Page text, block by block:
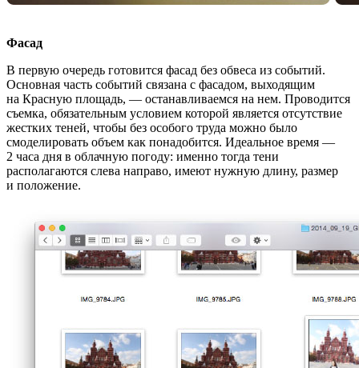
Фасад
В первую очередь готовится фасад без обвеса из событий.
Основная часть событий связана с фасадом, выходящим
на Красную площадь, — останавливаемся на нем. Проводится
съемка, обязательным условием которой является отсутствие
жестких теней, чтобы без особого труда можно было
смоделировать объем как понадобится. Идеальное время —
2 часа дня в облачную погоду: именно тогда тени
располагаются слева направо, имеют нужную длину, размер
и положение.